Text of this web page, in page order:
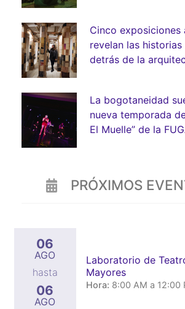
Cinco exposiciones
revelan las
detrás de la
La bogotaneidad
nueva temporada
El Muelle” de la
PRÓXIMOS
06
AGO
hasta
06
AGO
Laboratorio de
Mayores
Hora: 8:00 AM a 12:00